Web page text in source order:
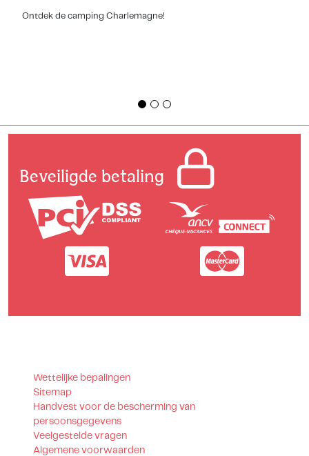
Ontdek de camping Charlemagne!
Beveiligde betaling
Wettelijke bepalingen
Sitemap
Handvest voor de bescherming van
persoonsgegevens
Veelgestelde vragen
Algemene voorwaarden